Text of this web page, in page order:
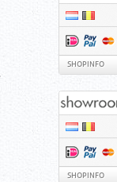
SHOPINFO
SHOPINFO